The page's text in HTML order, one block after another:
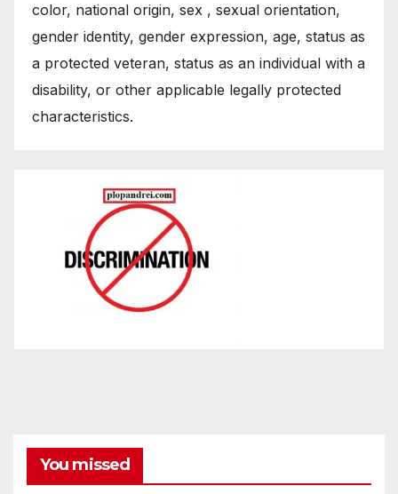
color, national origin, sex , sexual orientation,
gender identity, gender expression, age, status as
a protected veteran, status as an individual with a
disability, or other applicable legally protected
characteristics.
You missed